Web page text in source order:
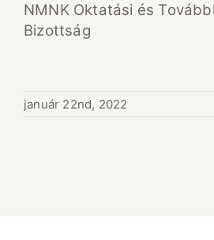
NMNK Oktatási és
Bizottság
január 22nd, 2022